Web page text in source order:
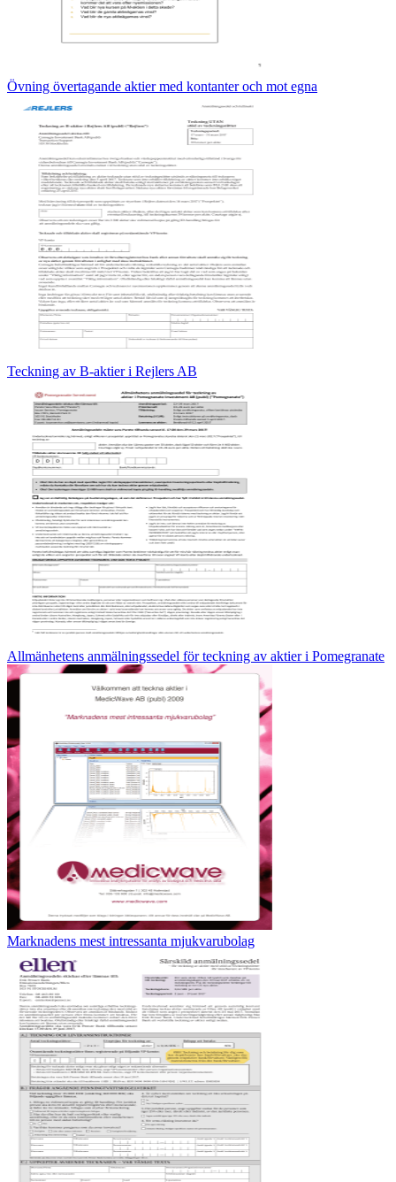
Övning övertagande aktier med kontanter och mot egna
Teckning av B-aktier i Rejlers AB
Allmänhetens anmälningssedel för teckning av aktier i Pomegranate
Marknadens mest intressanta mjukvarubolag